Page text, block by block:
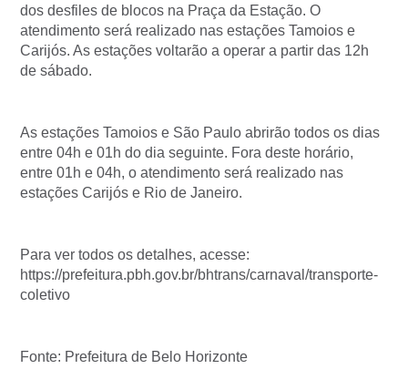
dos desfiles de blocos na Praça da Estação. O
atendimento será realizado nas estações Tamoios e
Carijós. As estações voltarão a operar a partir das 12h
de sábado.
As estações Tamoios e São Paulo abrirão todos os dias
entre 04h e 01h do dia seguinte. Fora deste horário,
entre 01h e 04h, o atendimento será realizado nas
estações Carijós e Rio de Janeiro.
Para ver todos os detalhes, acesse:
https://prefeitura.pbh.gov.br/bhtrans/carnaval/transporte-
coletivo
Fonte: Prefeitura de Belo Horizonte